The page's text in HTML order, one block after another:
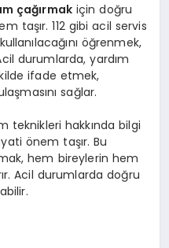
çağırmak için doğru
taşır. 112 gibi acil servis
öğrenmek,
durumlarda, yardım
ifade etmek,
sağlar.
teknikleri hakkında bilgi
önem taşır. Bu
hem bireylerin hem
Acil durumlarda doğru